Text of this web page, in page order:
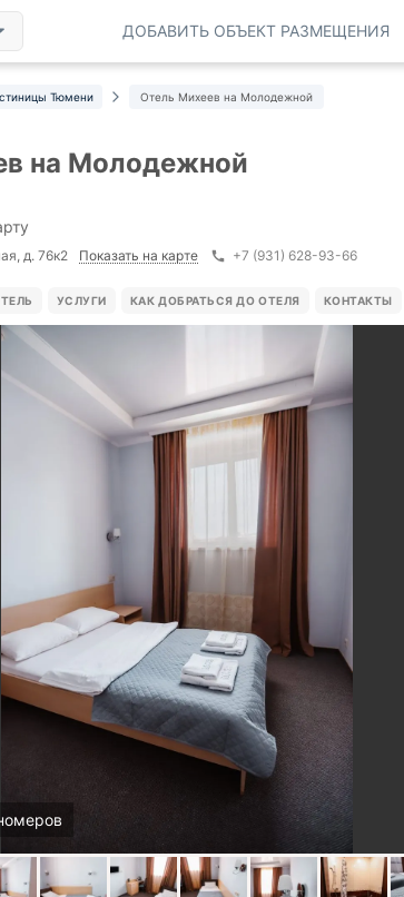
ДОБАВИТЬ ОБЪЕКТ РАЗМЕЩЕНИЯ
Тюмени Отель Михеев на Молодежной
на Молодежной
д. 76к2 Показать на карте +7 (931) 628-93-66
УСЛУГИ КАК ДОБРАТЬСЯ ДО ОТЕЛЯ КОНТАКТЫ